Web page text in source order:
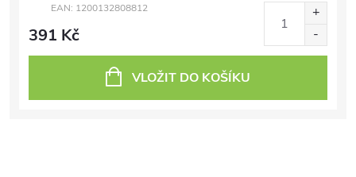
EAN: 1200132808812
391 Kč
VLOŽIT DO KOŠÍKU